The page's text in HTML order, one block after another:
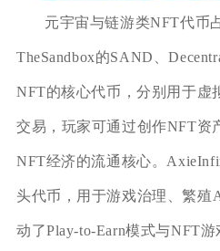
元宇宙与链游类NFT代币
TheSandbox的SAND、
NFT的核心代币，分别用于虚
交易，玩家可通过创作NFT资
NFT经济的流通核心。
头代币，用于游戏治理、繁殖
动了Play-to-Earn模式与NFT游